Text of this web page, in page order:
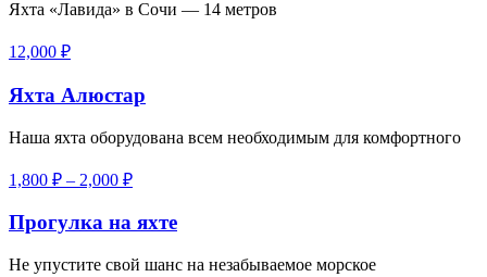
Яхта «Лавида» в Сочи — 14 метров
12,000 ₽
Яхта Алюстар
Наша яхта оборудована всем необходимым для комфортного
1,800 ₽ – 2,000 ₽
Прогулка на яхте
Не упустите свой шанс на незабываемое морское